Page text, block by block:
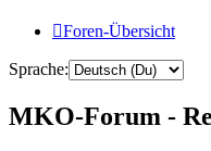
Foren-Übersicht
Sprache:
MKO-Forum -